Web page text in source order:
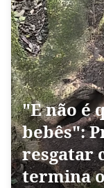
"E não é
bebês":
resgatar
termina